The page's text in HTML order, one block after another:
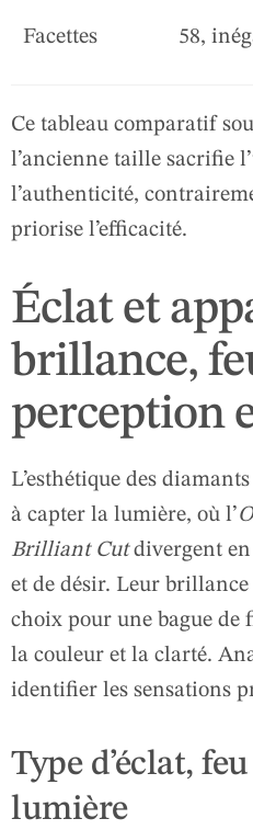
Facettes 58,
Ce tableau comparatif
l’ancienne taille sacrifie
l’authenticité,
priorise l’efficacité.
Éclat et
brillance,
perception
L’esthétique des
à capter la lumière, où l’
Brilliant Cutdivergent en
et de désir. Leur
choix pour une bague de
la couleur et la clarté.
identifier les sensations
Type d’éclat,
lumière